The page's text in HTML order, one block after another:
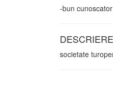
-bun
societate